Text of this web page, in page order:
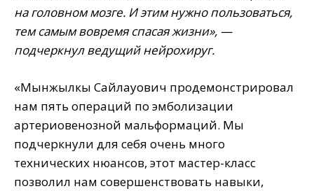
на головном мозге. И этим нужно пользоваться,
тем самым вовремя спасая жизни», —
подчеркнул ведущий нейрохируг.
«Мынжылкы Сайлауович продемонстрировал
нам пять операций по эмболизации
артериовенозной мальформаций. Мы
подчеркнули для себя очень много
технических нюансов, этот мастер-класс
позволил нам совершенствовать навыки,